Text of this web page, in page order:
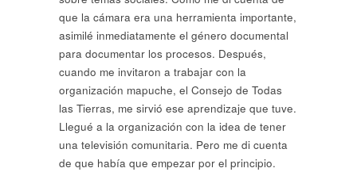
que la cámara era una herramienta importante,
asimilé inmediatamente el género documental
para documentar los procesos. Después,
cuando me invitaron a trabajar con la
organización mapuche, el Consejo de Todas
las Tierras, me sirvió ese aprendizaje que tuve.
Llegué a la organización con la idea de tener
una televisión comunitaria. Pero me di cuenta
de que había que empezar por el principio.